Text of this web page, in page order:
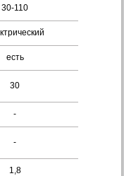
30-110
есть
30
-
-
1,8